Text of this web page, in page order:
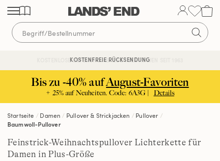
Direkt
zum
Inhalt
Direkt
zur
Navigation
Direkt
zur
Suche
KOSTENLOSE LIEFERUNG AB 120€ | VERTRAUEN SEIT 1963
KOSTENFREIE RÜCKSENDUNG
Bis zu -40% aufAugust-Favoriten
+ 25% auf Neuheiten. Code: 6A3G | Details
Startseite Damen Pullover & Strickjacken
Pullover
Baumwoll-Pullover
Feinstrick-Weihnachtspullover Lichterkette für
Damen in Plus-Größe